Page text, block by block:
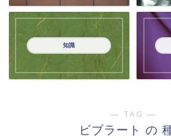
知識
― TAG ―
ビブラート の